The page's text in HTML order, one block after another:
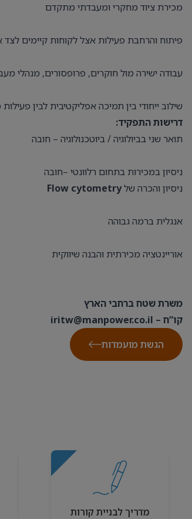
מכירת ציוד מחקרי ומעבדתי מתקדם
פיתוח והרחבת פעילות אצל לקוחות קיימים לצד
עבודה ישירה מול חוקרים, פרופסורים, מנהלי
שילוב ייחודי בין תמיכה אפליקטיבית לבין
דרישות התפקיד:
תואר שני בביולוגיה / ביוטכנולוגיה – חובה
ניסיון במכירות בתחום רלוונטי –חובה
ניסיון והכרה שלFlow cytometry
אנגלית ברמה גבוהה
אוריינטציה מכירתית והבנה שיווקית
משרת שטח ברחבי הארץ
קו”ח – iritw@manpower.co.il
הגשת מועמדות
מדריך לבניית קורות